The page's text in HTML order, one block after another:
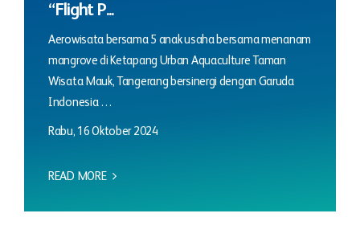
“Flight P...
Aerowisata bersama 5 anak usaha bersama menanam
mangrove di Ketapang Urban Aquaculture Taman
Wisata Mauk, Tangerang bersinergi dengan Garuda
Indonesia …
Rabu, 16 Oktober 2024
READ MORE